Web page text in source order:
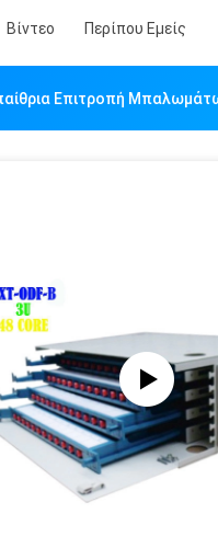
Βίντεο Περίπου Εμείς
Επιτροπή